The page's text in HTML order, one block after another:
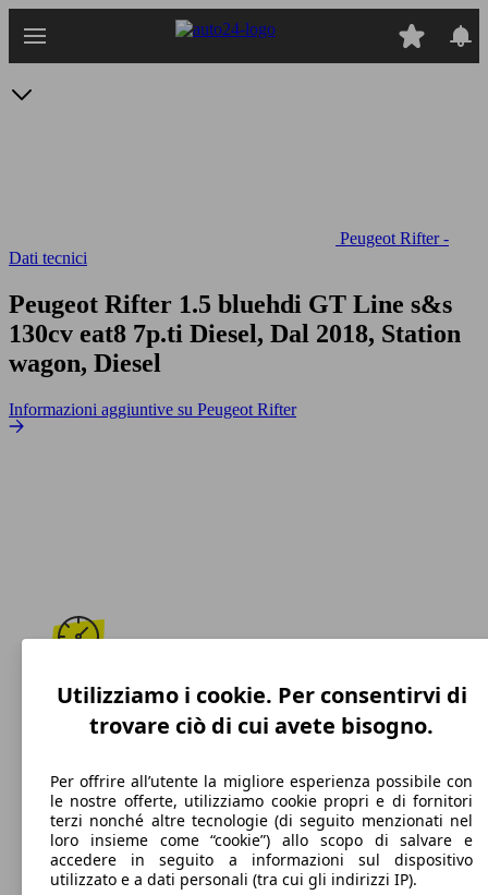
Peugeot Rifter -
Dati tecnici
Peugeot Rifter 1.5 bluehdi GT Line s&s
130cv eat8 7p.ti Diesel, Dal 2018, Station
wagon, Diesel
Informazioni aggiuntive su Peugeot Rifter
184 km/h
Velocità massima
Diesel
Carburante
Utilizziamo i cookie. Per consentirvi di
trovare ciò di cui avete bisogno.
Per offrire all’utente la migliore esperienza possibile con
le nostre offerte, utilizziamo cookie propri e di fornitori
terzi nonché altre tecnologie (di seguito menzionati nel
loro insieme come “cookie”) allo scopo di salvare e
accedere in seguito a informazioni sul dispositivo
utilizzato e a dati personali (tra cui gli indirizzi IP).